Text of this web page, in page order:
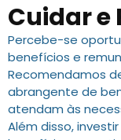
Cuidar e
Percebe-se
benefícios e
Recomendamos
abrangente de
atendam às
Além disso,